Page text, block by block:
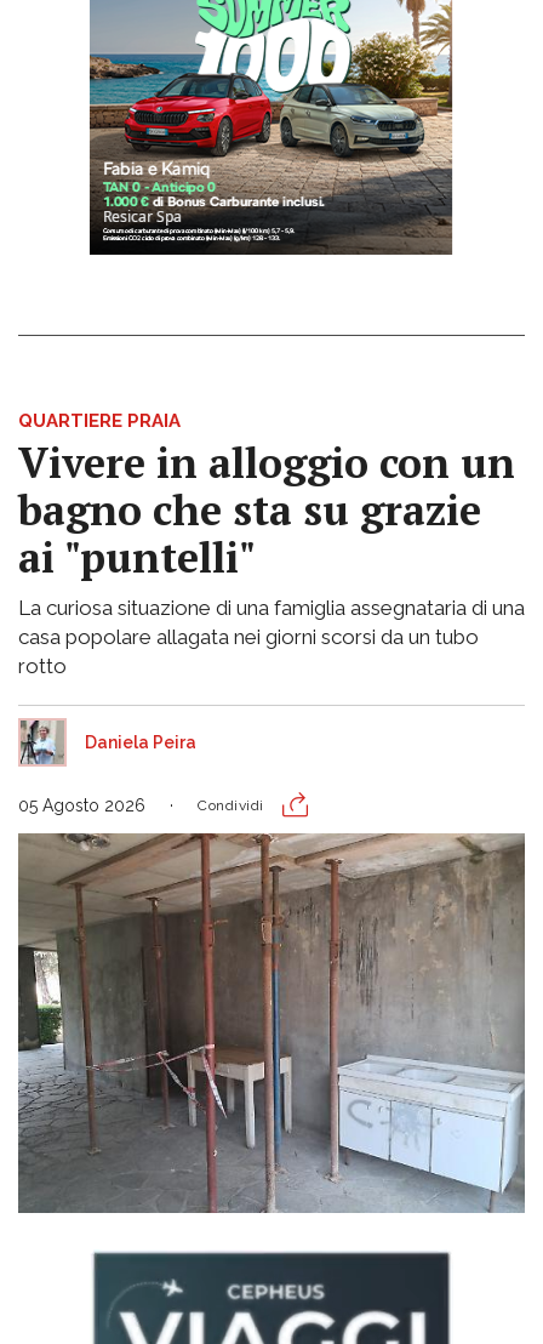
QUARTIERE PRAIA
Vivere in alloggio con un
bagno che sta su grazie
ai "puntelli"
La curiosa situazione di una famiglia assegnataria di una
casa popolare allagata nei giorni scorsi da un tubo
rotto
Daniela Peira
05 Agosto 2026 Condividi